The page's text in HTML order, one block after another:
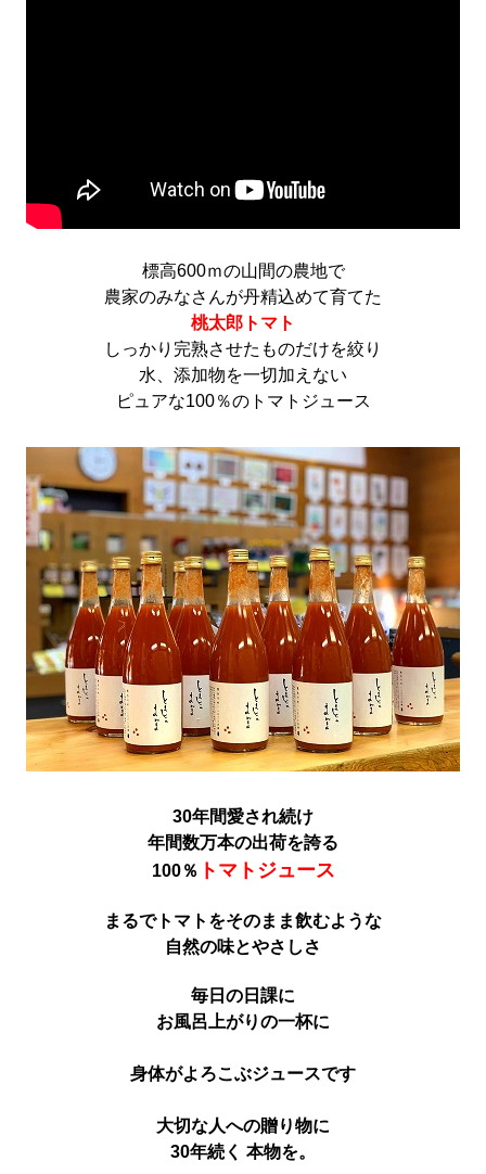
標高600ｍの山間の農地で
農家のみなさんが丹精込めて育てた
桃太郎トマト
しっかり完熟させたものだけを絞り
水、添加物を一切加えない
ピュアな100％のトマトジュース
30年間愛され続け
年間数万本の出荷を誇る
100％ トマトジュース
まるでトマトをそのまま飲むような
自然の味とやさしさ
毎日の日課に
お風呂上がりの一杯に
身体がよろこぶジュースです
大切な人への贈り物に
30年続く 本物を。